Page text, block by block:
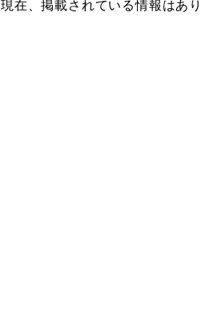
現在、掲載されている情報はあり